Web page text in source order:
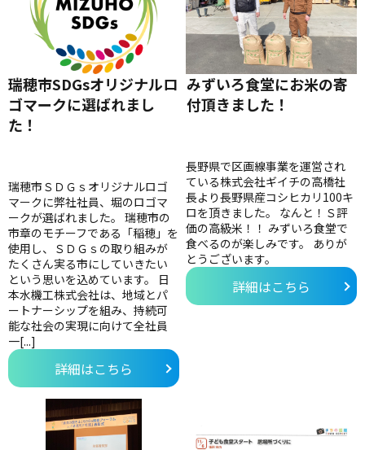
瑞穂市SDGsオリジナルロ
ゴマークに選ばれまし
た！
瑞穂市ＳＤＧｓオリジナルロゴ
マークに弊社社員、堀のロゴマ
ークが選ばれました。 瑞穂市の
市章のモチーフである「稲穂」を
使用し、ＳＤＧｓの取り組みが
たくさん実る市にしていきたい
という思いを込めています。 日
本水機工株式会社は、地域とパ
ートナーシップを組み、持続可
能な社会の実現に向けて全社員
一[...]
詳細はこちら
みずいろ食堂にお米の寄
付頂きました！
長野県で区画線事業を運営され
ている株式会社ギイチの高橋社
長より長野県産コシヒカリ100キ
ロを頂きました。 なんと！Ｓ評
価の高級米！！ みずいろ食堂で
食べるのが楽しみです。 ありが
とうございます。
詳細はこちら